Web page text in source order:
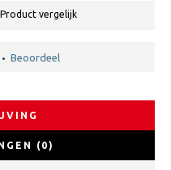
Product vergelijk
• Beoordeel
(0)